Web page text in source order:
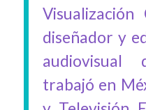
diseñador y
audiovisual
trabajó en